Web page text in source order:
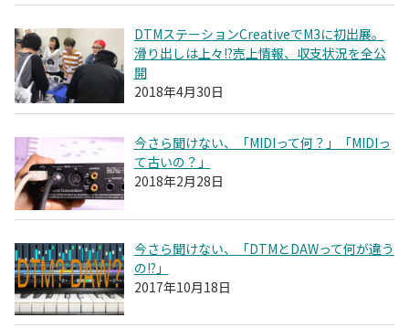
DTMステーションCreativeでM3に初出展。
滑り出しは上々!?売上情報、収支状況を全公
開
2018年4月30日
今さら聞けない、「MIDIって何？」「MIDIっ
て古いの？」
2018年2月28日
今さら聞けない、「DTMとDAWって何が違う
の!?」
2017年10月18日